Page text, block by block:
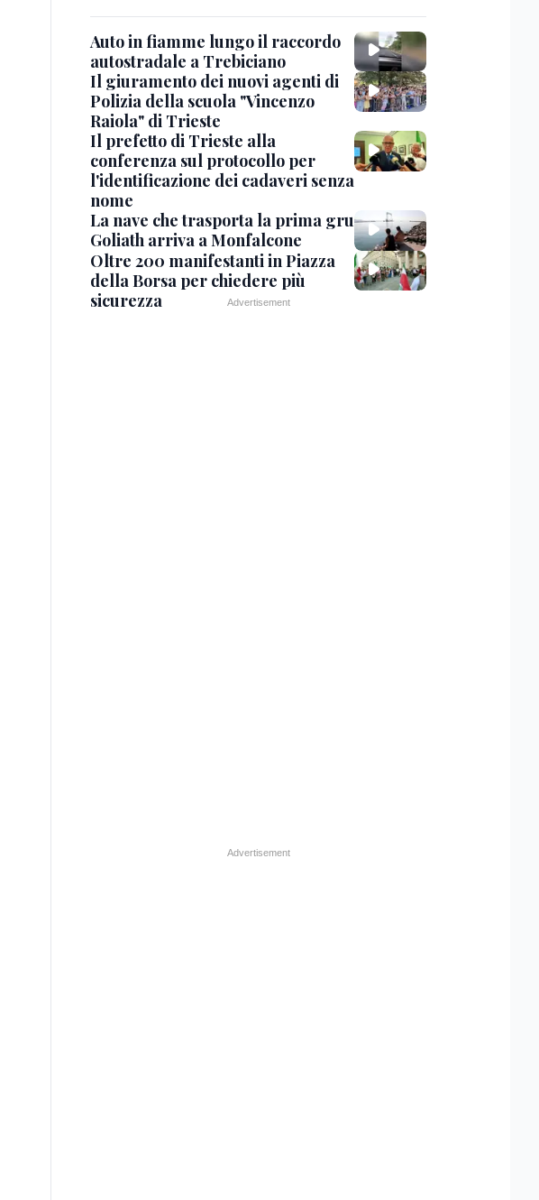
Auto in fiamme lungo il raccordo
autostradale a Trebiciano
Il giuramento dei nuovi agenti di
Polizia della scuola "Vincenzo
Raiola" di Trieste
Il prefetto di Trieste alla
conferenza sul protocollo per
l'identificazione dei cadaveri senza
nome
La nave che trasporta la prima gru
Goliath arriva a Monfalcone
Oltre 200 manifestanti in Piazza
della Borsa per chiedere più
sicurezza